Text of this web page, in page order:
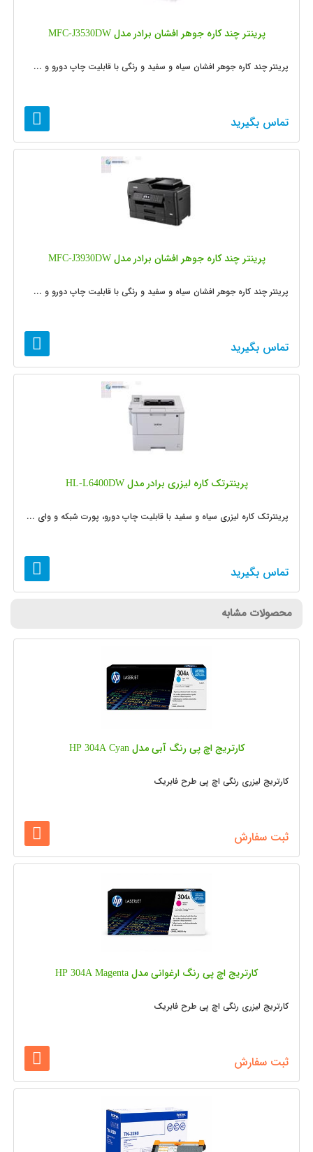
پرینتر چند کاره جوهر افشان برادر مدل MFC-J3530DW
پرینتر چند کاره جوهر افشان سیاه و سفید و رنگی با قابلیت چاپ دورو و ...
تماس بگیرید
پرینتر چند کاره جوهر افشان برادر مدل MFC-J3930DW
پرینتر چند کاره جوهر افشان سیاه و سفید و رنگی با قابلیت چاپ دورو و ...
تماس بگیرید
پرینترتک کاره لیزری برادر مدل HL-L6400DW
پرینترتک کاره لیزری سیاه و سفید با قابلیت چاپ دورو، پورت شبکه و وای ...
تماس بگیرید
محصولات مشابه
کارتریج اچ پی رنگ آبی مدل HP 304A Cyan
کارتریج لیزری رنگی اچ پی طرح فابریک
ثبت سفارش
کارتریج اچ پی رنگ ارغوانی مدل HP 304A Magenta
کارتریج لیزری رنگی اچ پی طرح فابریک
ثبت سفارش